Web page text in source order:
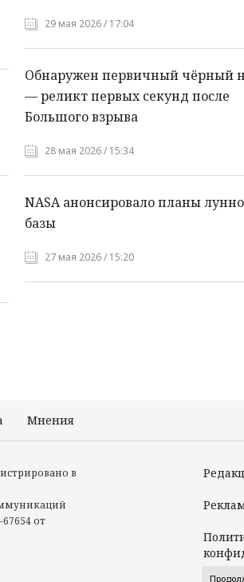
29 мая 2026 / 17:04
Обнаружен первичный чёрный
— реликт первых секунд после
Большого взрыва
28 мая 2026 / 15:34
NASA анонсировало планы
базы
27 мая 2026 / 15:20
Мнения
в
от